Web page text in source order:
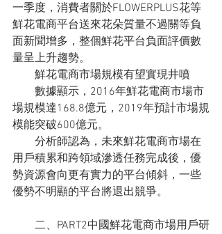
一季度，消費者關於FLOWERPLUS花等
鮮花電商平台送來花朵質量不過關等負
面新聞增多，整個鮮花平台負面評價數
量呈上升趨勢。
鮮花電商市場規模有望實現井噴
數據顯示，2016年鮮花電商市場市
場規模達168.8億元，2019年預計市場規
模能突破600億元。
分析師認為，未來鮮花電商市場在
用戶積累和跨領域滲透任務完成後，優
勢資源會向更有實力的平台傾斜，一些
優勢不明顯的平台將退出競爭。
二、PART2中國鮮花電商市場用戶研